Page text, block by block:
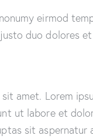
eirmod
duo dolores
amet. Lorem
ut labore et
sit